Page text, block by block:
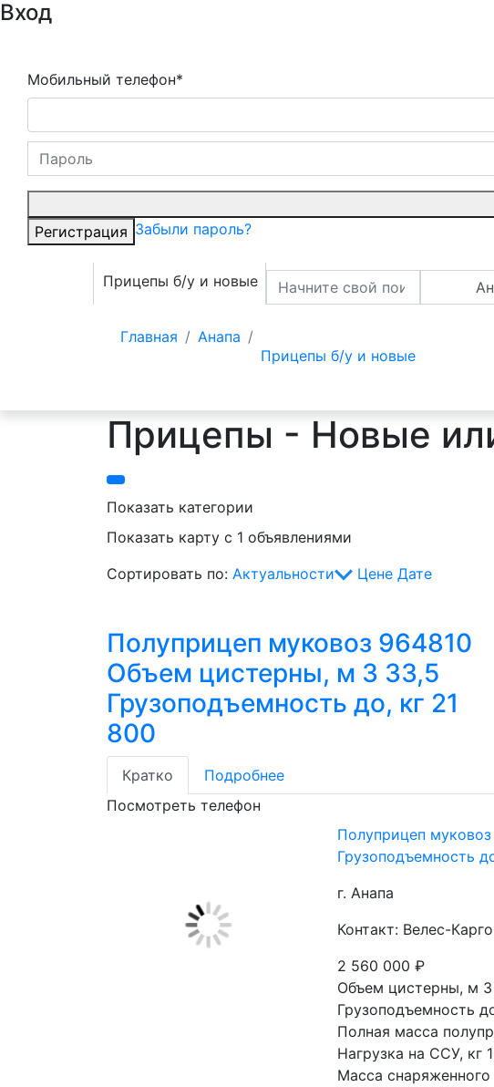
Вход
Мобильный телефон*
Регистрация Забыли пароль?
Прицепы б/у и новые
Главная
Анапа
Прицепы б/у и новые
Прицепы - Новые
Показать категории
Показать карту с 1 объявлениями
Сортировать по: Актуальности Цене Дате
Полуприцеп муковоз 964810
Объем цистерны, м 3 33,5
Грузоподъемность до, кг 21
800
Кратко
Подробнее
Посмотреть телефон
Полуприцеп
Грузоподъемность
г. Анапа
Контакт: Велес-Карго
2 560 000₽
Объем цистерны, м
Грузоподъемность
Полная масса
Нагрузка на ССУ, кг
Масса снаряженного